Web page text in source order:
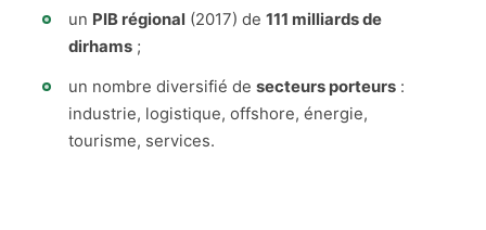
un PIB régional (2017) de 111 milliards de
dirhams ;
un nombre diversifié de secteurs porteurs :
industrie, logistique, offshore, énergie,
tourisme, services.